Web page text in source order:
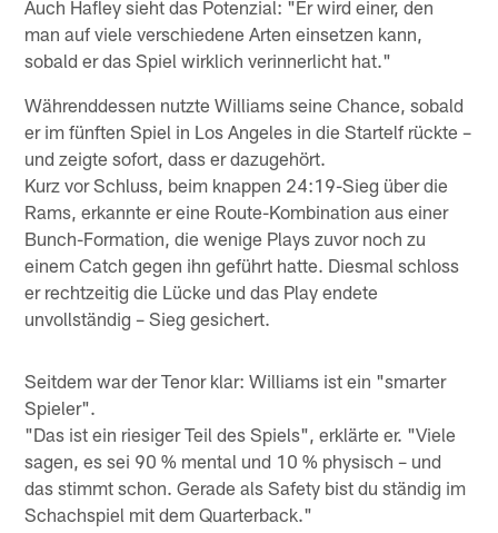
Auch Hafley sieht das Potenzial: "Er wird einer, den
man auf viele verschiedene Arten einsetzen kann,
sobald er das Spiel wirklich verinnerlicht hat."
Währenddessen nutzte Williams seine Chance, sobald
er im fünften Spiel in Los Angeles in die Startelf rückte –
und zeigte sofort, dass er dazugehört.
Kurz vor Schluss, beim knappen 24:19-Sieg über die
Rams, erkannte er eine Route-Kombination aus einer
Bunch-Formation, die wenige Plays zuvor noch zu
einem Catch gegen ihn geführt hatte. Diesmal schloss
er rechtzeitig die Lücke und das Play endete
unvollständig – Sieg gesichert.
Seitdem war der Tenor klar: Williams ist ein "smarter
Spieler".
"Das ist ein riesiger Teil des Spiels", erklärte er. "Viele
sagen, es sei 90 % mental und 10 % physisch – und
das stimmt schon. Gerade als Safety bist du ständig im
Schachspiel mit dem Quarterback."